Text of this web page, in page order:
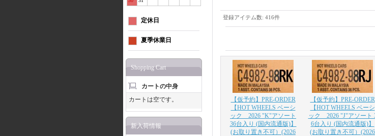
定休日
夏季休業日
Shopping Cart
カートの中身
カートは空です。
新入荷情報
登録アイテム数: 416件
【仮予約】PRE-ORDER
【HOT WHEELS ベーシ
ック 2026 "K"アソート
36台入り (国内流通版)】
(お取り置き不可）(2026
【仮予約】PRE-ORDER
【HOT WHEELS ベーシ
ック 2026 "J"アソート
6台入り (国内流通版)】
(お取り置き不可）(2026